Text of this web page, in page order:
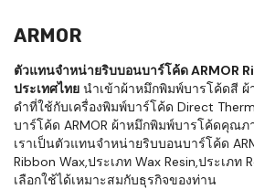
ARMOR
ตัวแทนจำหน่ายริบบอนบาร์โค้ด ARMOR
ประเทศไทย นำเข้าผ้าหมึกพิมพ์บารโค้ดสี
ดำที่ใช้กับเครื่องพิมพ์บาร์โค้ด Direct
บาร์โค้ด ARMOR ผ้าหมึกพิมพ์บารโค้ดคุณ
เราเป็นตัวแทนจำหน่ายริบบอนบาร์โค้ด
Ribbon Wax,ประเภท Wax Resin,ประเภ
เลือกใช้ได้เหมาะสมกับธุรกิจของท่าน